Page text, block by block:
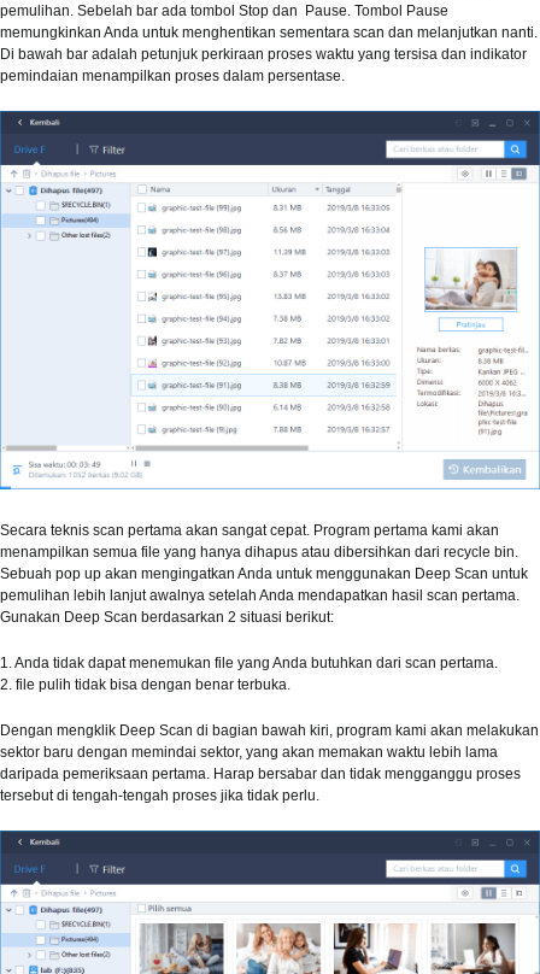
pemulihan. Sebelah bar ada tombol Stop dan Pause. Tombol Pause
memungkinkan Anda untuk menghentikan sementara scan dan melanjutkan nanti.
Di bawah bar adalah petunjuk perkiraan proses waktu yang tersisa dan indikator
pemindaian menampilkan proses dalam persentase.
Secara teknis scan pertama akan sangat cepat. Program pertama kami akan
menampilkan semua file yang hanya dihapus atau dibersihkan dari recycle bin.
Sebuah pop up akan mengingatkan Anda untuk menggunakan Deep Scan untuk
pemulihan lebih lanjut awalnya setelah Anda mendapatkan hasil scan pertama.
Gunakan Deep Scan berdasarkan 2 situasi berikut:
1. Anda tidak dapat menemukan file yang Anda butuhkan dari scan pertama.
2. file pulih tidak bisa dengan benar terbuka.
Dengan mengklik Deep Scan di bagian bawah kiri, program kami akan melakukan
sektor baru dengan memindai sektor, yang akan memakan waktu lebih lama
daripada pemeriksaan pertama. Harap bersabar dan tidak mengganggu proses
tersebut di tengah-tengah proses jika tidak perlu.